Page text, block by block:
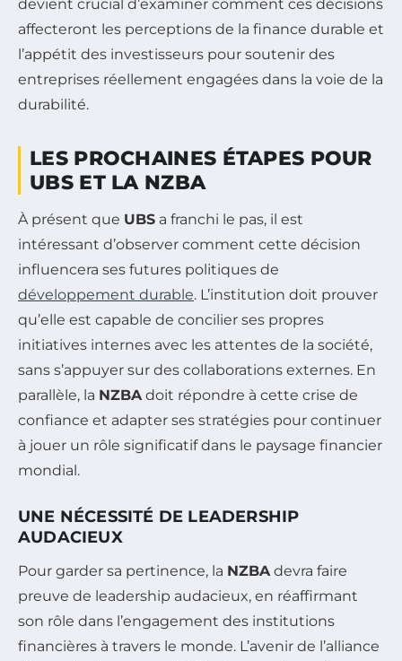
devient crucial d’examiner comment ces décisions
affecteront les perceptions de la finance durable et
l’appétit des investisseurs pour soutenir des
entreprises réellement engagées dans la voie de la
durabilité.
LES PROCHAINES ÉTAPES POUR
UBS ET LA NZBA
À présent que UBS a franchi le pas, il est
intéressant d’observer comment cette décision
influencera ses futures politiques de
développement durable. L’institution doit prouver
qu’elle est capable de concilier ses propres
initiatives internes avec les attentes de la société,
sans s’appuyer sur des collaborations externes. En
parallèle, la NZBAdoit répondre à cette crise de
confiance et adapter ses stratégies pour continuer
à jouer un rôle significatif dans le paysage financier
mondial.
UNE NÉCESSITÉ DE LEADERSHIP
AUDACIEUX
Pour garder sa pertinence, la NZBAdevra faire
preuve de leadership audacieux, en réaffirmant
son rôle dans l’engagement des institutions
financières à travers le monde. L’avenir de l’alliance